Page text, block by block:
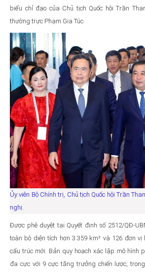
biểu chỉ đạo của Chủ tịch Quốc hội Trần
thường trực Phạm Gia Túc.
Ủy viên Bộ Chính trị, Chủ tịch Quốc hội Trần
nghị.
Được phê duyệt tại Quyết định số 2512/QĐ-
toàn bộ diện tích hơn 3.359 km² và 126 đơn
cấu trúc mới. Bản quy hoạch xác lập mô hình
đa cực với 9 cực tăng trưởng chiến lược,